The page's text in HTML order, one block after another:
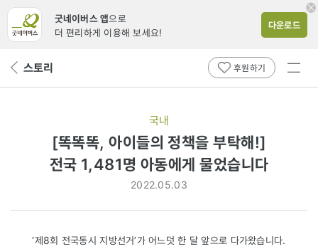
굿네이버스 앱으로
더 편리하게 이용해 보세요!
다운로드
뒤 스토리 후원하기
전체
국내
아동에게
[똑똑똑, 아이들의 정책을 부탁해!]
전국 1,481명 아동에게 물었습니다
2022.05.03
‘제8회 전국동시 지방선거’가 어느덧 한 달 앞으로 다가왔습니다.